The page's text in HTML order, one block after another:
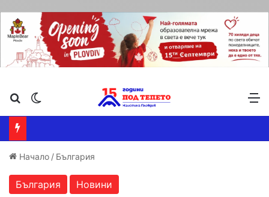
Търсене ...
Начало / България
България Новини